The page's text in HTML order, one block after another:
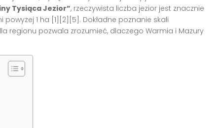
Tysiąca Jezior”, rzeczywista liczba jezior jest znacznie
powyżej 1 ha [1][2][5] . Dokładne poznanie skali
regionu pozwala zrozumieć, dlaczego Warmia i Mazury